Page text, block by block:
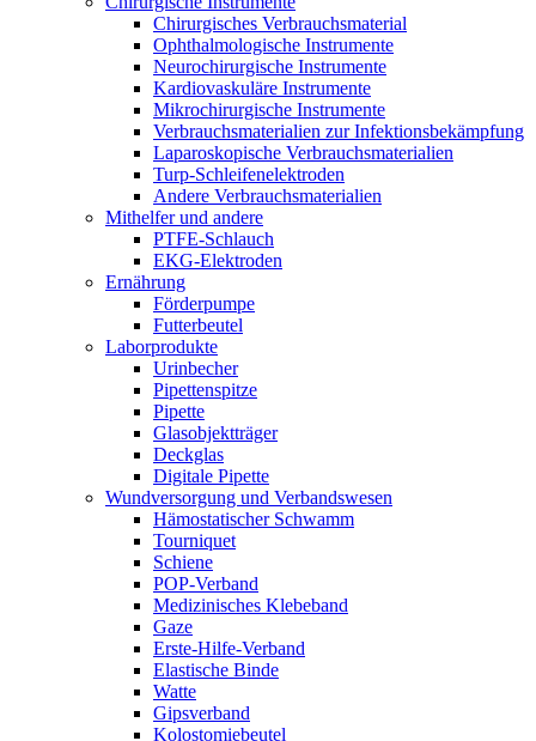
Chirurgisches Verbrauchsmaterial
Ophthalmologische Instrumente
Neurochirurgische Instrumente
Kardiovaskuläre Instrumente
Mikrochirurgische Instrumente
Verbrauchsmaterialien zur Infektionsbekämpfung
Laparoskopische Verbrauchsmaterialien
Turp-Schleifenelektroden
Andere Verbrauchsmaterialien
Mithelfer und andere
PTFE-Schlauch
EKG-Elektroden
Ernährung
Förderpumpe
Futterbeutel
Laborprodukte
Urinbecher
Pipettenspitze
Pipette
Glasobjektträger
Deckglas
Digitale Pipette
Wundversorgung und Verbandswesen
Hämostatischer Schwamm
Tourniquet
Schiene
POP-Verband
Medizinisches Klebeband
Gaze
Erste-Hilfe-Verband
Elastische Binde
Watte
Gipsverband
Kolostomiebeutel